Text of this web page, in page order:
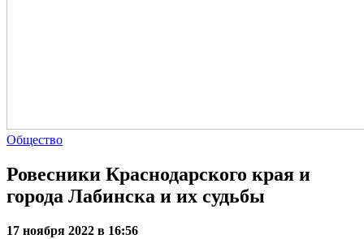
Общество
Ровесники Краснодарского края и
города Лабинска и их судьбы
17 ноября 2022 в 16:56